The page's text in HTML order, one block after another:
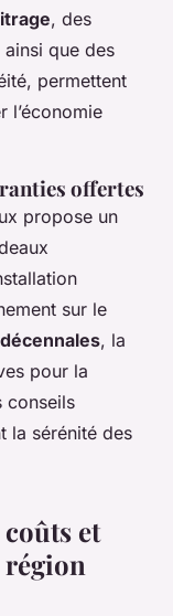
, des
que des
permettent
l’économie
offertes
propose un
sur le
, la
pour la
conseils
la sérénité des
et
région